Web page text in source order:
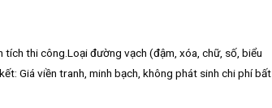
thi công.Loại đường vạch (đậm, xóa, chữ, số, biểu
Giá viền tranh, minh bạch, không phát sinh chi phí bất